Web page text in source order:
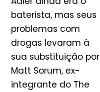
baterista, mas seus
problemas com
drogas levaram à
sua substituição por
Matt Sorum, ex-
integrante do The